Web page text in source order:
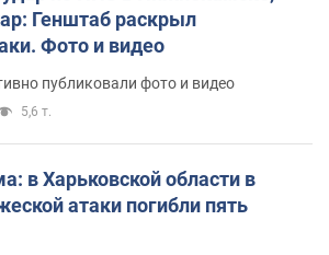
Генштаб раскрыл
Фото и видео
публиковали фото и видео
5,6 т.
в Харьковской области в
атаки погибли пять